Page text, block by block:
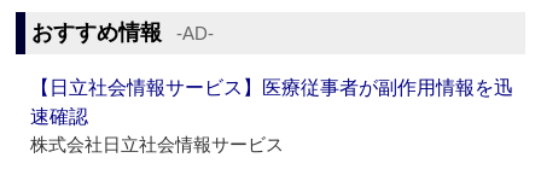
おすすめ情報 ‐AD‐
【日立社会情報サービス】医療従事者が副作用情報を迅
速確認
株式会社日立社会情報サービス